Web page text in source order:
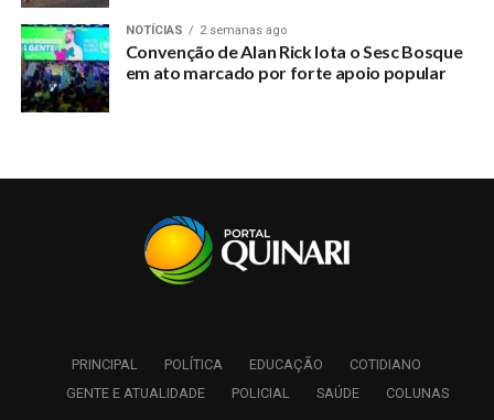
NOTÍCIAS 2 semanas ago
Convenção de Alan Rick lota o Sesc Bosque
em ato marcado por forte apoio popular
PRINCIPAL POLÍTICA EDUCAÇÃO
COTIDIANO
GENTE E ATUALIDADE
POLICIAL SAÚDE COLUNAS